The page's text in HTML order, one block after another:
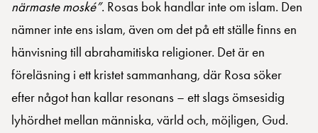
närmaste moské”. Rosas bok handlar inte om islam. Den
nämner inte ens islam, även om det på ett ställe finns en
hänvisning till abrahamitiska religioner. Det är en
föreläsning i ett kristet sammanhang, där Rosa söker
efter något han kallar resonans – ett slags ömsesidig
lyhördhet mellan människa, värld och, möjligen, Gud.